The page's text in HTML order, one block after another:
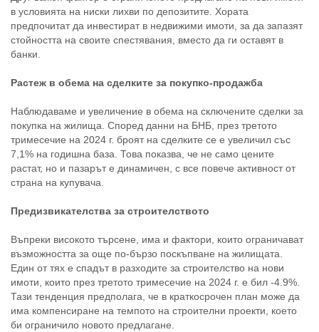
в условията на ниски лихви по депозитите. Хората
предпочитат да инвестират в недвижими имоти, за да запазят
стойността на своите спестявания, вместо да ги оставят в
банки.
Растеж в обема на сделките за покупко-продажба
Наблюдаваме и увеличение в обема на сключените сделки за
покупка на жилища. Според данни на БНБ, през третото
тримесечие на 2024 г. броят на сделките се е увеличил със
7,1% на годишна база. Това показва, че не само цените
растат, но и пазарът е динамичен, с все повече активност от
страна на купувача.
Предизвикателства за строителството
Въпреки високото търсене, има и фактори, които ограничават
възможността за още по-бързо поскъпване на жилищата.
Един от тях е спадът в разходите за строителство на нови
имоти, които през третото тримесечие на 2024 г. е бил -4.9%.
Тази тенденция предполага, че в краткосрочен план може да
има компенсиране на темпото на строителни проекти, което
би ограничило новото предлагане.